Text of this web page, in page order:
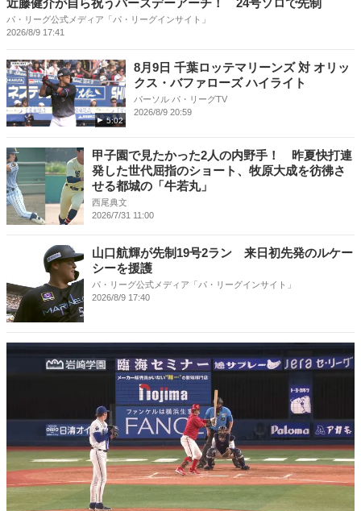
パ・リーグ公式メディア「パ・リーグインサイト」
2026/8/9 17:41
5:02
8月9日 千葉ロッテマリーンズ 対 オリッ
クス・バファローズ ハイライト
パーソル パ・リーグTV
2026/8/9 20:59
甲子園で見たかった2人の内野手！ 昨夏快打連
発した世代屈指のショート、牧原大成を彷彿さ
せる都城の「牛若丸」
西尾典文
2026/7/31 11:00
山口航輝が先制19号2ラン 来日初先発のルケー
シーを援護
パ・リーグ公式メディア「パ・リーグインサイト」
2026/8/9 17:40